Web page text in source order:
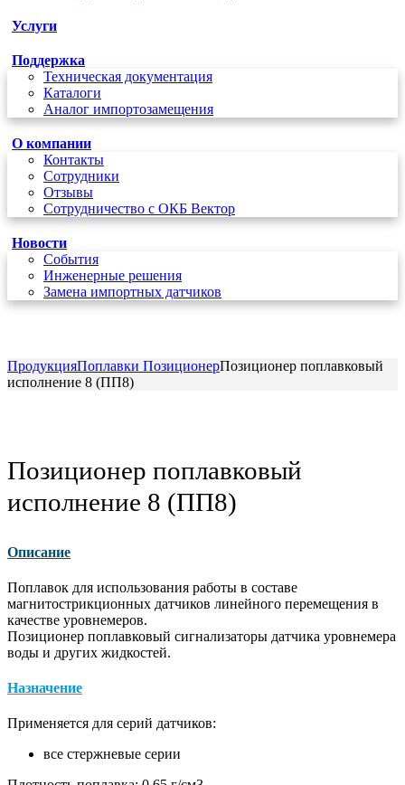
Услуги
Поддержка
Техническая документация
Каталоги
Аналог импортозамещения
О компании
Контакты
Сотрудники
Отзывы
Сотрудничество с ОКБ Вектор
Новости
Cобытия
Инженерные решения
Замена импортных датчиков
ПродукцияПоплавки ПозиционерПозиционер поплавковый
исполнение 8 (ПП8)
Позиционер поплавковый
исполнение 8 (ПП8)
Описание
Поплавок для использования работы в составе
магнитострикционных датчиков линейного перемещения в
качестве уровнемеров.
Позиционер поплавковый сигнализаторы датчика уровнемера
воды и других жидкостей.
Назначение
Применяется для серий датчиков:
все стержневые серии